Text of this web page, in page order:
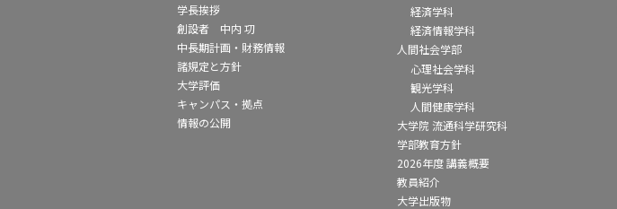
学長挨拶
創設者 中内 㓛
中長期計画・財務情報
諸規定と方針
大学評価
キャンパス・拠点
情報の公開
経済学科
経済情報学科
人間社会学部
心理社会学科
観光学科
人間健康学科
大学院 流通科学研究科
学部教育方針
2026年度 講義概要
教員紹介
大学出版物